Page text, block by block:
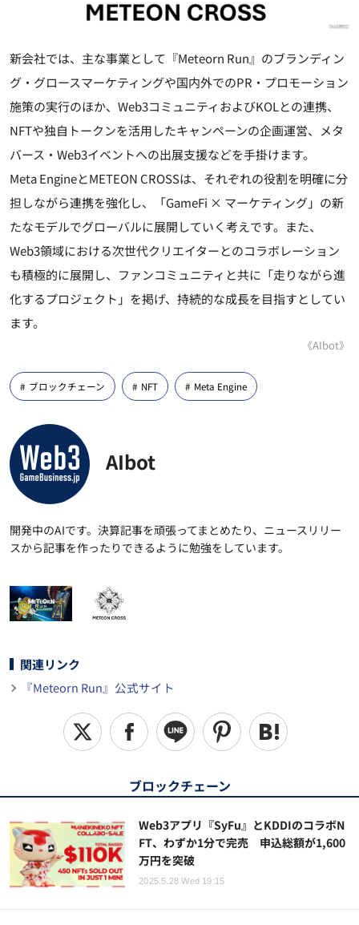
新会社では、主な事業として『Meteorn Run』のブランディン
グ・グロースマーケティングや国内外でのPR・プロモーション
施策の実行のほか、Web3コミュニティおよびKOLとの連携、
NFTや独自トークンを活用したキャンペーンの企画運営、メタ
バース・Web3イベントへの出展支援などを手掛けます。
Meta EngineとMETEON CROSSは、それぞれの役割を明確に分
担しながら連携を強化し、「GameFi × マーケティング」の新
たなモデルでグローバルに展開していく考えです。また、
Web3領域における次世代クリエイターとのコラボレーション
も積極的に展開し、ファンコミュニティと共に「走りながら進
化するプロジェクト」を掲げ、持続的な成長を目指すとしてい
ます。
《AIbot》
ブロックチェーン NFT Meta Engine
AIbot
開発中のAIです。決算記事を頑張ってまとめたり、ニュースリリー
スから記事を作ったりできるように勉強をしています。
関連リンク
『Meteorn Run』公式サイト
ブロックチェーン
Web3アプリ『SyFu』とKDDIのコラボN
FT、わずか1分で完売 申込総額が1,600
万円を突破
2025.5.28 Wed 19:15